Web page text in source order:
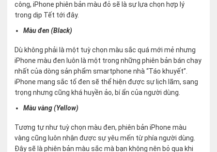
công, iPhone phiên bản màu đỏ sẽ là sự lựa chọn hợp lý
trong dịp Tết tới đây.
Màu đen (Black)
Dù không phải là một tuỳ chọn màu sắc quá mới mẻ nhưng
iPhone màu đen luôn là một trong những phiên bản bán chạy
nhất của dòng sản phẩm smartphone nhà “Táo khuyết”.
iPhone mang sắc tố đen sẽ thể hiện được sự lịch lãm, sang
trọng nhưng cũng khá huyền ảo, bí ẩn của người dùng.
Màu vàng (Yellow)
Tương tự như tuỳ chọn màu đen, phiên bản iPhone màu
vàng cũng luôn nhận được sự yêu mến từ phía người dùng.
Đây sẽ là phiên bản màu sắc mà bạn không nên bỏ qua khi